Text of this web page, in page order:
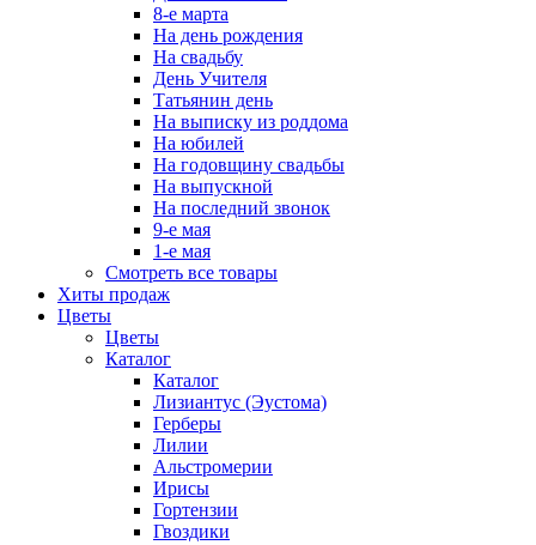
8-е марта
На день рождения
На свадьбу
День Учителя
Татьянин день
На выписку из роддома
На юбилей
На годовщину свадьбы
На выпускной
На последний звонок
9-е мая
1-е мая
Смотреть все товары
Хиты продаж
Цветы
Цветы
Каталог
Каталог
Лизиантус (Эустома)
Герберы
Лилии
Альстромерии
Ирисы
Гортензии
Гвоздики